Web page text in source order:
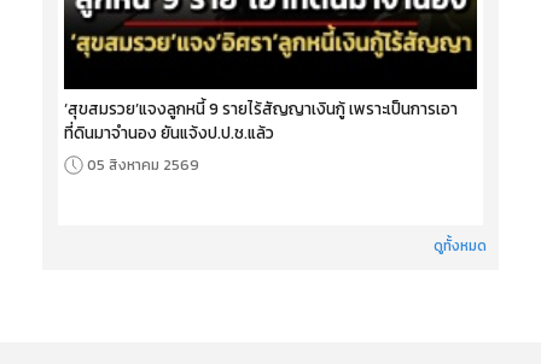
‘สุขสมรวย’แจงลูกหนี้ 9 รายไร้สัญญาเงินกู้ เพราะเป็นการเอา
ที่ดินมาจำนอง ยันแจ้งป.ป.ช.แล้ว
05 สิงหาคม 2569
ดูทั้งหมด